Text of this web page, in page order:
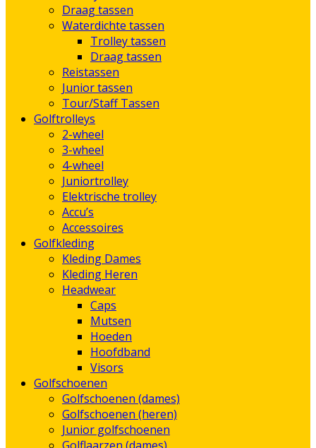
Draag tassen
Waterdichte tassen
Trolley tassen
Draag tassen
Reistassen
Junior tassen
Tour/Staff Tassen
Golftrolleys
2-wheel
3-wheel
4-wheel
Juniortrolley
Elektrische trolley
Accu’s
Accessoires
Golfkleding
Kleding Dames
Kleding Heren
Headwear
Caps
Mutsen
Hoeden
Hoofdband
Visors
Golfschoenen
Golfschoenen (dames)
Golfschoenen (heren)
Junior golfschoenen